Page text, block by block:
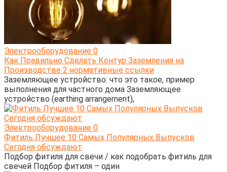
Электрооборудование 0
Как Правильно Сделать Контур Заземления на
Производстве 2 нормативные ссылки
Заземляющее устройство: что это такое, пример
выполнения для частного дома Заземляющее
устройство (earthing arrangement),
Электрооборудование 0
Фитиль Лучшее 10 Самых Популярных Выпусков
Сегодня обсуждают
Подбор фитиля для свечи / как подобрать фитиль для
свечей Подбор фитиля – один